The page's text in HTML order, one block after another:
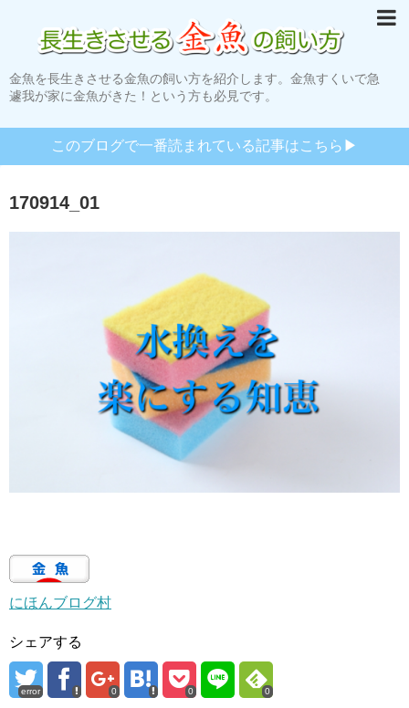
金魚を長生きさせる金魚の飼い方を紹介します。金魚すくいで急
遽我が家に金魚がきた！という方も必見です。
このブログで一番読まれている記事はこちら▶︎
170914_01
にほんブログ村
シェアする
error 0 0 0